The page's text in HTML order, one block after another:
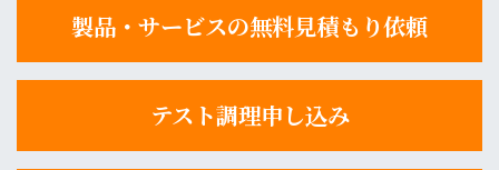
製品・サービスの無料見積もり依頼
テスト調理申し込み